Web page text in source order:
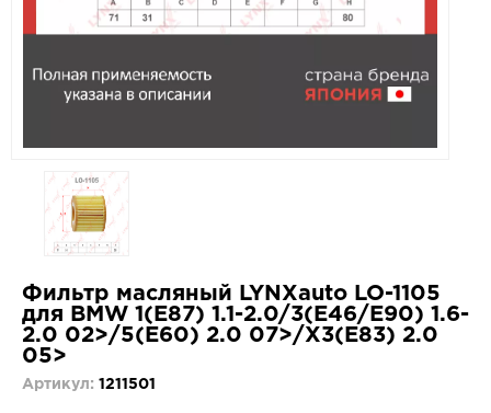
Фильтр масляный LYNXauto LO-1105
для BMW 1(E87) 1.1-2.0/3(E46/E90) 1.6-
2.0 02>/5(E60) 2.0 07>/X3(E83) 2.0
05>
Артикул: 1211501